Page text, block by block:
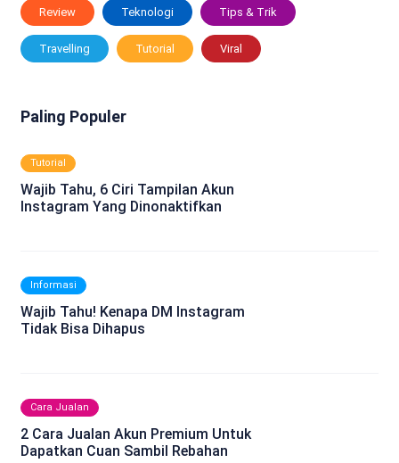
Review Teknologi Tips & Trik
Travelling Tutorial Viral
Paling Populer
Tutorial
Wajib Tahu, 6 Ciri Tampilan Akun
Instagram Yang Dinonaktifkan
Informasi
Wajib Tahu! Kenapa DM Instagram
Tidak Bisa Dihapus
Cara Jualan
2 Cara Jualan Akun Premium Untuk
Dapatkan Cuan Sambil Rebahan